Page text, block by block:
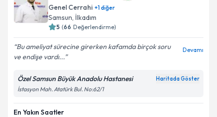
Genel Cerrahi +1diğer
Samsun, İlkadım
5 (66 Değerlendirme)
Bu ameliyat sürecine girerken kafamda birçok soru
ve endişe vardı...
Devamı
Özel Samsun Büyük Anadolu Hastanesi Haritada Göster
İstasyon Mah. Atatürk Bul. No:62/1
En Yakın Saatler